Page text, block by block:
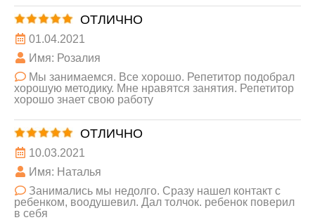
ОТЛИЧНО
01.04.2021
Имя: Розалия
Мы занимаемся. Все хорошо. Репетитор подобрал
хорошую методику. Мне нравятся занятия. Репетитор
хорошо знает свою работу
ОТЛИЧНО
10.03.2021
Имя: Наталья
Занимались мы недолго. Сразу нашел контакт с
ребенком, воодушевил. Дал толчок. ребенок поверил
в себя